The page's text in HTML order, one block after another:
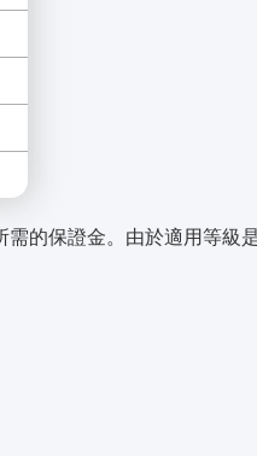
的保證金。由於適用等級